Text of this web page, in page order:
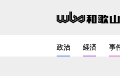
政治 経済 事